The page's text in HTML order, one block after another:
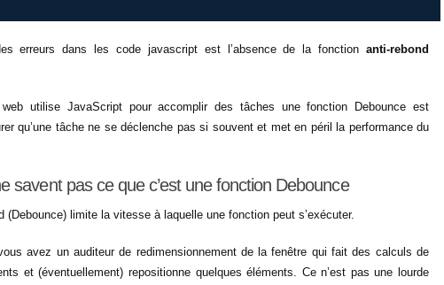
erreurs dans les code javascript est l’absence de la fonction anti-rebond
utilise JavaScript pour accomplir des tâches une fonction Debounce est
qu’une tâche ne se déclenche pas si souvent et met en péril la performance du
savent pas ce que c’est une fonction Debounce
(Debounce) limite la vitesse à laquelle une fonction peut s’exécuter.
avez un auditeur de redimensionnement de la fenêtre qui fait des calculs de
et (éventuellement) repositionne quelques éléments. Ce n’est pas une lourde